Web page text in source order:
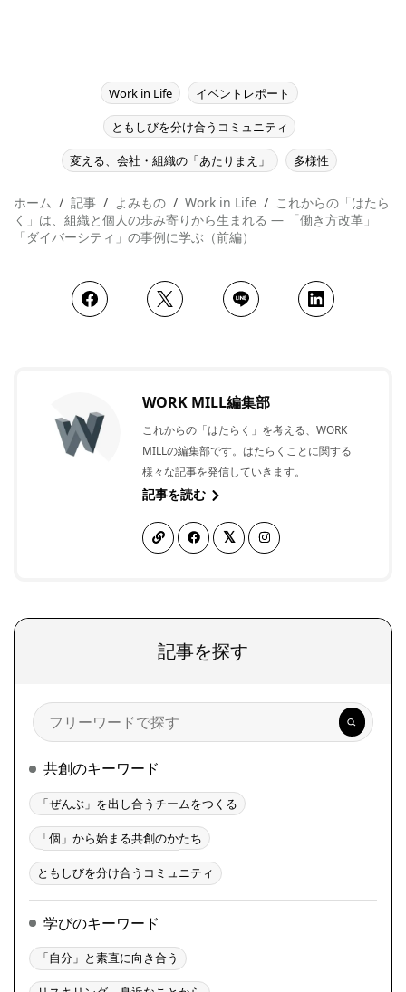
Work in Life イベントレポート
ともしびを分け合うコミュニティ
変える、会社・組織の「あたりまえ」 多様性
ホーム 記事 よみもの Work in Life
これからの「はたら
く」は、組織と個人の歩み寄りから生まれる ― 「働き方改革」
「ダイバーシティ」の事例に学ぶ（前編）
WORK MILL編集部
これからの「はたらく」を考える、WORK
MILLの編集部です。はたらくことに関する
様々な記事を発信していきます。
記事を読む
記事を探す
検
索
共創のキーワード
「ぜんぶ」を出し合うチームをつくる
「個」から始まる共創のかたち
ともしびを分け合うコミュニティ
学びのキーワード
「自分」と素直に向き合う